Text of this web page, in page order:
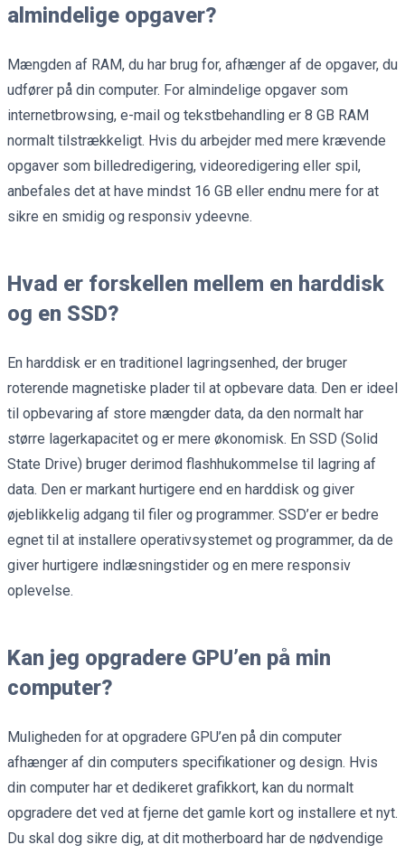
almindelige opgaver?
Mængden af RAM, du har brug for, afhænger af de opgaver, du
udfører på din computer. For almindelige opgaver som
internetbrowsing, e-mail og tekstbehandling er 8 GB RAM
normalt tilstrækkeligt. Hvis du arbejder med mere krævende
opgaver som billedredigering, videoredigering eller spil,
anbefales det at have mindst 16 GB eller endnu mere for at
sikre en smidig og responsiv ydeevne.
Hvad er forskellen mellem en harddisk
og en SSD?
En harddisk er en traditionel lagringsenhed, der bruger
roterende magnetiske plader til at opbevare data. Den er ideel
til opbevaring af store mængder data, da den normalt har
større lagerkapacitet og er mere økonomisk. En SSD (Solid
State Drive) bruger derimod flashhukommelse til lagring af
data. Den er markant hurtigere end en harddisk og giver
øjeblikkelig adgang til filer og programmer. SSD’er er bedre
egnet til at installere operativsystemet og programmer, da de
giver hurtigere indlæsningstider og en mere responsiv
oplevelse.
Kan jeg opgradere GPU’en på min
computer?
Muligheden for at opgradere GPU’en på din computer
afhænger af din computers specifikationer og design. Hvis
din computer har et dedikeret grafikkort, kan du normalt
opgradere det ved at fjerne det gamle kort og installere et nyt.
Du skal dog sikre dig, at dit motherboard har de nødvendige